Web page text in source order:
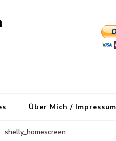
Über Mich / Impressum
shelly_homescreen